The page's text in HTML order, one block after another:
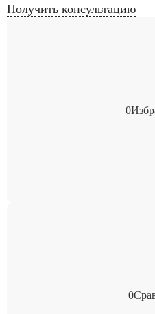
Получить консультацию
0
0